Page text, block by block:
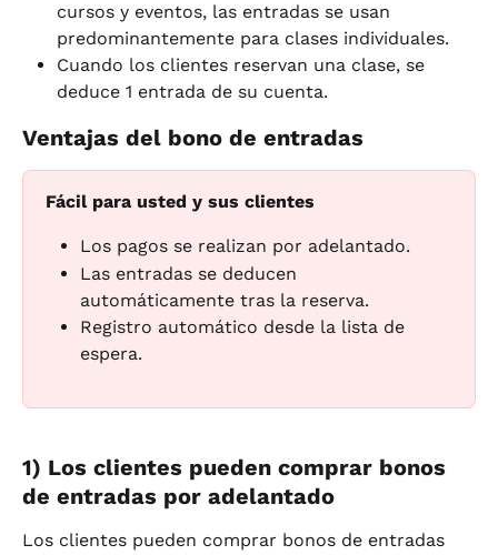
cursos y eventos, las entradas se usan
predominantemente para clases individuales.
Cuando los clientes reservan una clase, se
deduce 1 entrada de su cuenta.
Ventajas del bono de entradas
Fácil para usted y sus clientes
Los pagos se realizan por adelantado.
Las entradas se deducen
automáticamente tras la reserva.
Registro automático desde la lista de
espera.
1) Los clientes pueden comprar bonos
de entradas por adelantado
Los clientes pueden comprar bonos de entradas